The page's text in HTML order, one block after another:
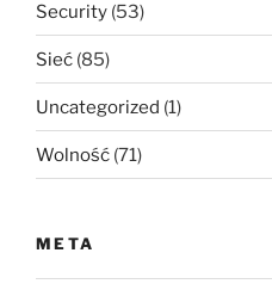
Security (53)
Sieć (85)
Uncategorized (1)
Wolność (71)
META